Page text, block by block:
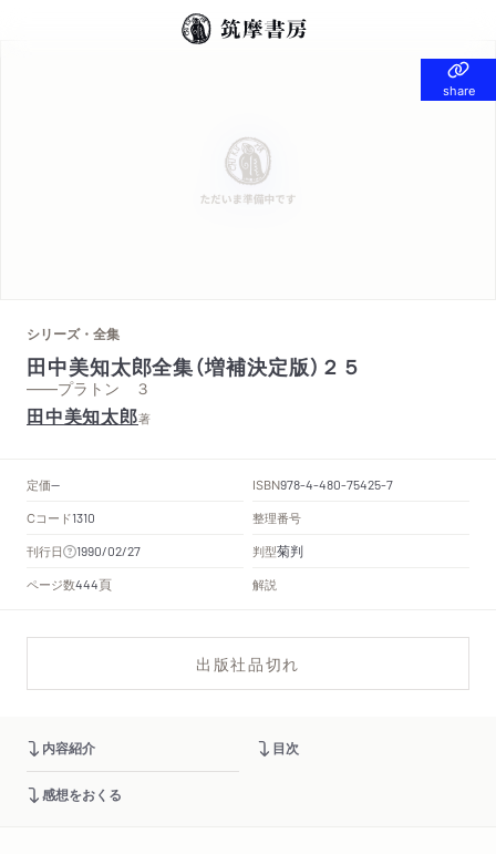
share
share
シリーズ・全集
田中美知太郎全集（増補決定版）２５
——プラトン ３
田中美知太郎著
定価-- ISBN978-4-480-75425-7
Cコード1310
整理番号
刊行日
1990/02/27 判型菊判
ページ数444頁 解説
出版社品切れ
内容紹介 目次
感想をおくる